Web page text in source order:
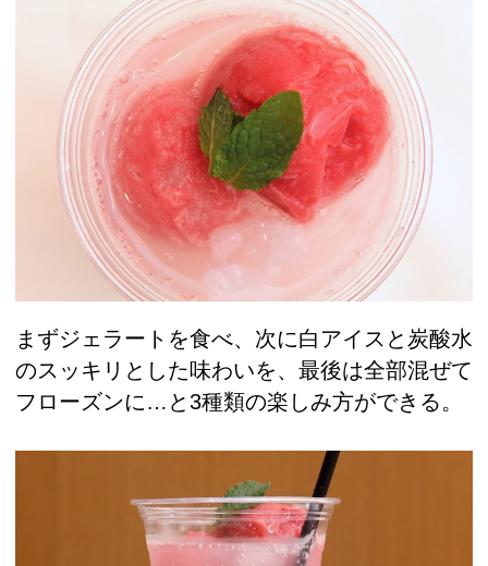
まずジェラートを食べ、次に白アイスと炭酸水
のスッキリとした味わいを、最後は全部混ぜて
フローズンに…と3種類の楽しみ方ができる。